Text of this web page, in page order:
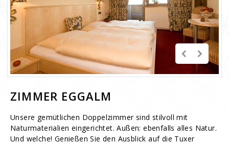
ZIMMER EGGALM
Unsere gemütlichen Doppelzimmer sind stilvoll mit
Naturmaterialien eingerichtet. Außen: ebenfalls alles Natur.
Und welche! Genießen Sie den Ausblick auf die Tuxer